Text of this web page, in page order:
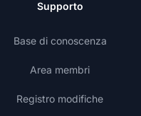
Supporto
Base di conoscenza
Area membri
Registro modifiche